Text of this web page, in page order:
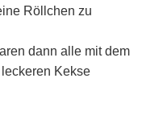
Röllchen zu
dann alle mit dem
Kekse